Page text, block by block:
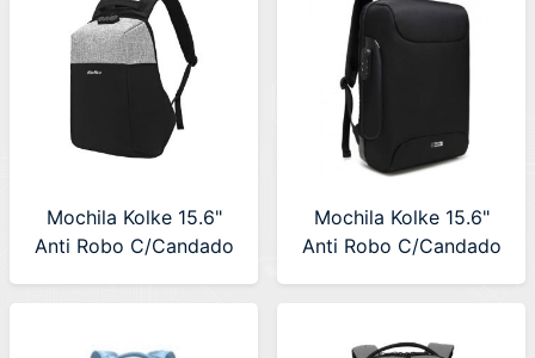
Mochila Kolke 15.6"
Anti Robo C/Candado
Mochila Kolke 15.6"
Anti Robo C/Candado